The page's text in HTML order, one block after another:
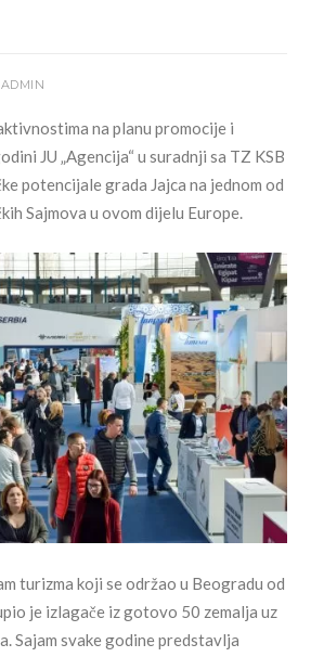
ADMIN
na planu promocije i
JU „Agencija“ u suradnji sa TZ KSB
potencijale grada Jajca na jednom od
Sajmova u ovom dijelu Europe.
turizma koji se održao u Beogradu od
je izlagače iz gotovo 50 zemalja uz
Sajam svake godine predstavlja